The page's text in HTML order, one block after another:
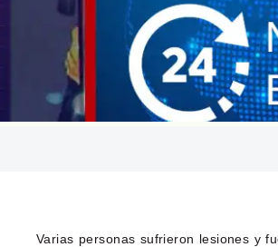
Varias personas sufrieron lesiones y